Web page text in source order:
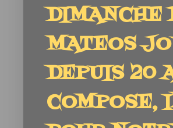
DIMANCHE
MATEOS
DEPUIS 20
COMPOSE,